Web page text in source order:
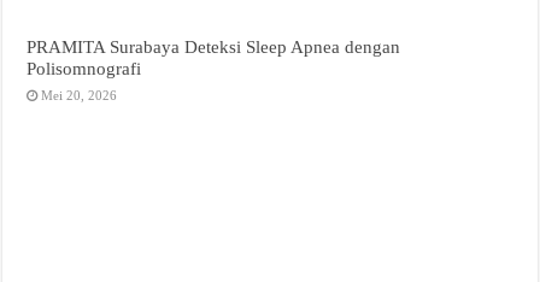
PRAMITA Surabaya Deteksi Sleep Apnea dengan
Polisomnografi
Mei 20, 2026